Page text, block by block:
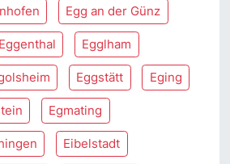
Egg an der Günz
Eggenthal Egglham
Eggstätt Eging
Egmating
Eibelstadt